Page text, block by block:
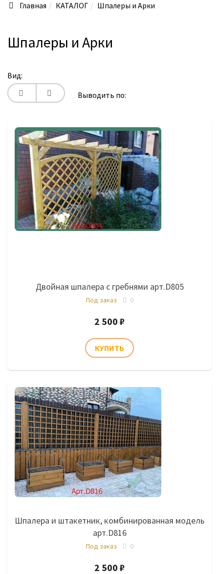
Главная КАТАЛОГ Шпалеры и Арки
Шпалеры и Арки
Вид:
Выводить по:
Двойная шпалера с гребнями арт.D805
Под заказ 0
2 500 ₽
Шпалера и штакетник, комбинированная модель
арт.D816
Под заказ 0
2 500 ₽